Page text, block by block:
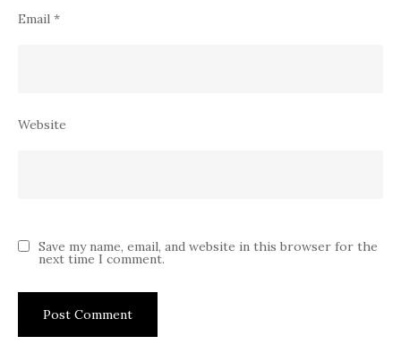
Email *
Website
Save my name, email, and website in this browser for the
next time I comment.